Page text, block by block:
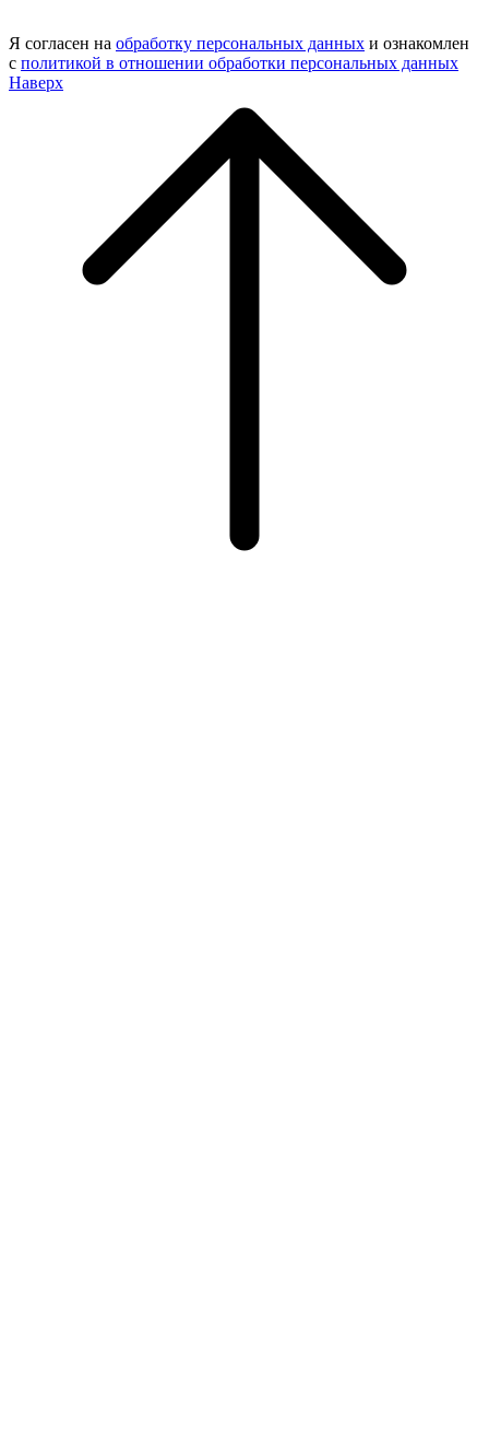
Я согласен на обработку персональных данных и ознакомлен
с политикой в отношении обработки персональных данных
Наверх